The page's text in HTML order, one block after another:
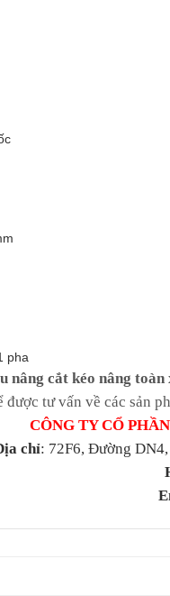
pha
nâng cắt kéo nâng
tư vấn về các sản
CÔNG TY CỔ
chỉ: 72F6, Đường